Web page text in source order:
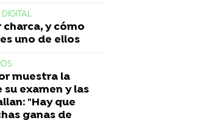
charca, y cómo
uno de ellos
muestra la
examen y las
"Hay que
ganas de